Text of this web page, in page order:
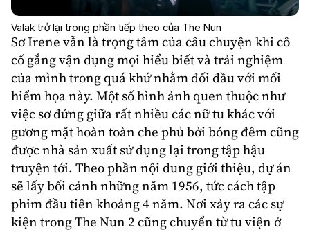
Valak trở lại trong phần tiếp theo của The Nun
Sơ Irene vẫn là trọng tâm của câu chuyện khi cô
cố gắng vận dụng mọi hiểu biết và trải nghiệm
của mình trong quá khứ nhằm đối đầu với mối
hiểm họa này. Một số hình ảnh quen thuộc như
việc sơ đứng giữa rất nhiều các nữ tu khác với
gương mặt hoàn toàn che phủ bởi bóng đêm cũng
được nhà sản xuất sử dụng lại trong tập hậu
truyện tới. Theo phần nội dung giới thiệu, dự án
sẽ lấy bối cảnh những năm 1956, tức cách tập
phim đầu tiên khoảng 4 năm. Nơi xảy ra các sự
kiện trongThe Nun 2 cũng chuyển từ tu viện ở